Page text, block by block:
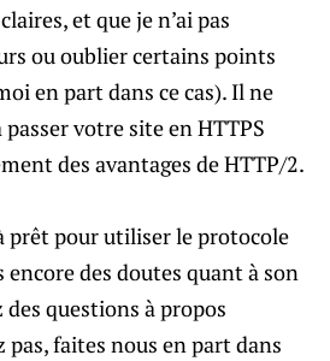
et que je n’ai pas
ou oublier certains points
en part dans ce cas). Il ne
passer votre site en HTTPS
des avantages de HTTP/2.
prêt pour utiliser le protocole
des doutes quant à son
questions à propos
pas, faites nous en part dans